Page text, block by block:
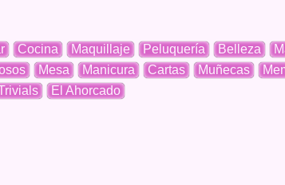
Cocina Maquillaje Peluquería Belleza
Mesa Manicura Cartas Muñecas
El Ahorcado